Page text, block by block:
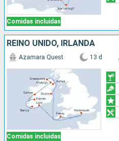
Comidas incluidas
REINO UNIDO, IRLANDA
Comidas incluidas
Azamara Quest 13 d